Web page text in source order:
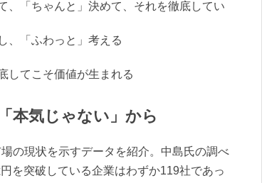
、「ちゃんと」決めて、それを徹底してい
、「ふわっと」考える
してこそ価値が生まれる
本気じゃない」から
の現状を示すデータを紹介。中島氏の調べ
を突破している企業はわずか119社であっ